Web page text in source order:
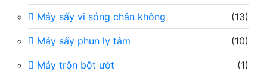
Máy sấy vi sóng chân không (13)
Máy sấy phun ly tâm (10)
Máy trộn bột ướt (1)